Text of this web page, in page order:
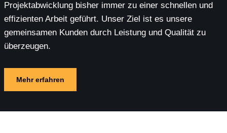
Projektabwicklung bisher immer zu einer schnellen und
effizienten Arbeit geführt. Unser Ziel ist es unsere
gemeinsamen Kunden durch Leistung und Qualität zu
überzeugen.
Mehr erfahren